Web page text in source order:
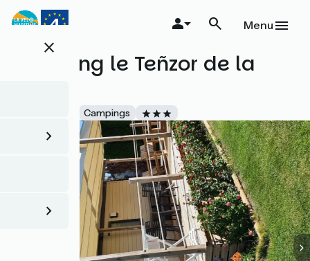
Aller
au
principalclose
Menu
Camping le Teñzor de la
Campings